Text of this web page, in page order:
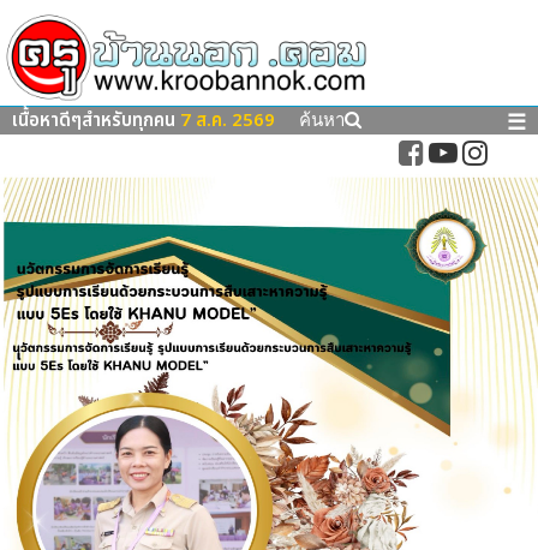
เนื้อหาดีๆสำหรับทุกคน 7 ส.ค. 2569 ค้นหา ☰